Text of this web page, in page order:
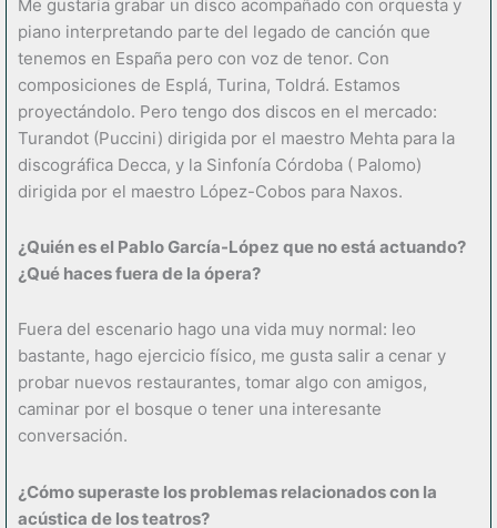
Me gustaría grabar un disco acompañado con orquesta y
piano interpretando parte del legado de canción que
tenemos en España pero con voz de tenor. Con
composiciones de Esplá, Turina, Toldrá. Estamos
proyectándolo. Pero tengo dos discos en el mercado:
Turandot (Puccini) dirigida por el maestro Mehta para la
discográfica Decca, y la Sinfonía Córdoba ( Palomo)
dirigida por el maestro López-Cobos para Naxos.
¿Quién es el Pablo García-López que no está actuando?
¿Qué haces fuera de la ópera?
Fuera del escenario hago una vida muy normal: leo
bastante, hago ejercicio físico, me gusta salir a cenar y
probar nuevos restaurantes, tomar algo con amigos,
caminar por el bosque o tener una interesante
conversación.
¿Cómo superaste los problemas relacionados con la
acústica de los teatros?